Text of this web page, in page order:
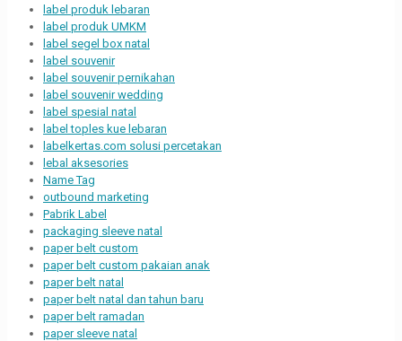
label produk lebaran
label produk UMKM
label segel box natal
label souvenir
label souvenir pernikahan
label souvenir wedding
label spesial natal
label toples kue lebaran
labelkertas.com solusi percetakan
lebal aksesories
Name Tag
outbound marketing
Pabrik Label
packaging sleeve natal
paper belt custom
paper belt custom pakaian anak
paper belt natal
paper belt natal dan tahun baru
paper belt ramadan
paper sleeve natal